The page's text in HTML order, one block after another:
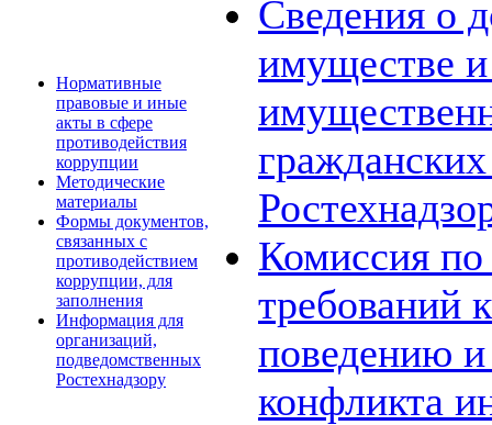
Нормативные
правовые и иные
акты в сфере
противодействия
коррупции
Методические
материалы
Формы документов,
связанных с
противодействием
коррупции, для
заполнения
Информация для
организаций,
подведомственных
Ростехнадзору
Сведения о
имуществе и
Комиссия
требований
поведению
конфликта